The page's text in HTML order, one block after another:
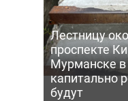
Лестницу
проспекте
Мурманске в
капитально
будут